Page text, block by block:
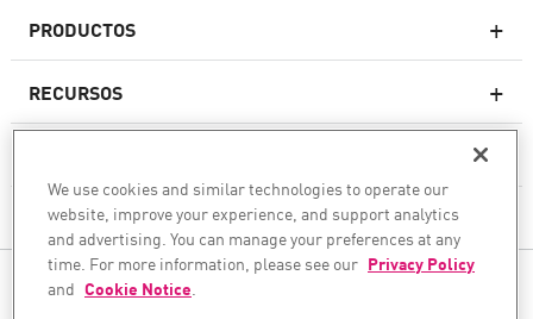
PRODUCTOS
Firewall de última generación
Seguridad de Red en la Nube
WAF
RECURSOS
LA EMPRESA
SÍGANOS
We use cookies and similar technologies to operate our
website, improve your experience, and support analytics
and advertising. You can manage your preferences at any
time. For more information, please see our Privacy Policy
and Cookie Notice.